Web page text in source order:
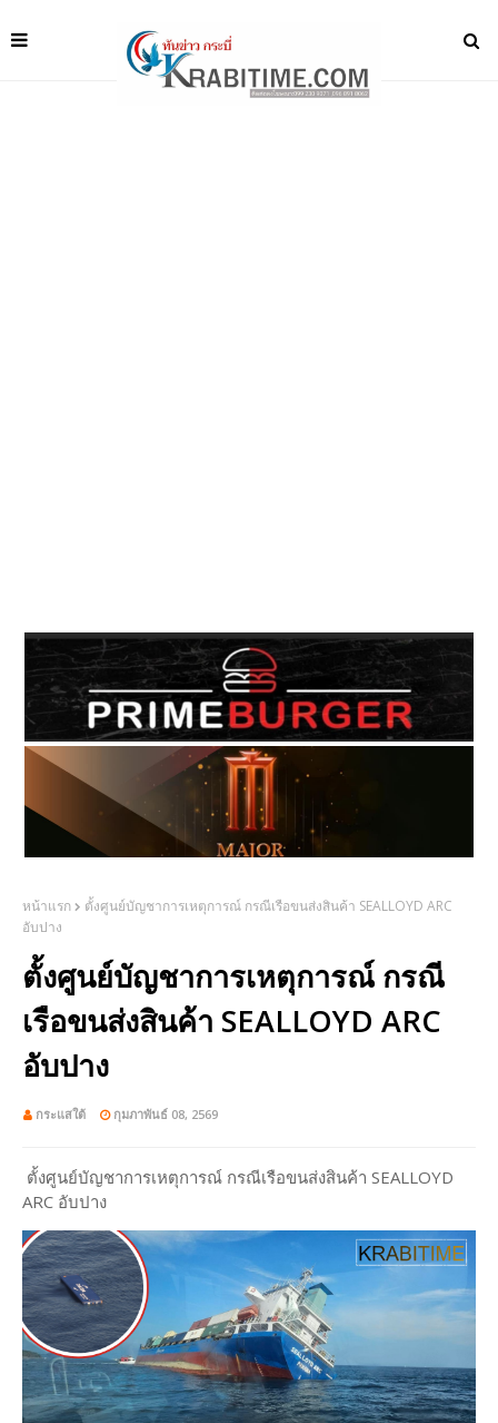
หน้าแรก
ตั้งศูนย์บัญชาการเหตุการณ์ กรณีเรือขนส่งสินค้า SEALLOYD ARC
อับปาง
ตั้งศูนย์บัญชาการเหตุการณ์ กรณี
เรือขนส่งสินค้า SEALLOYD ARC
อับปาง
กระแสใต้ กุมภาพันธ์ 08, 2569
ตั้งศูนย์บัญชาการเหตุการณ์ กรณีเรือขนส่งสินค้า SEALLOYD
ARC อับปาง